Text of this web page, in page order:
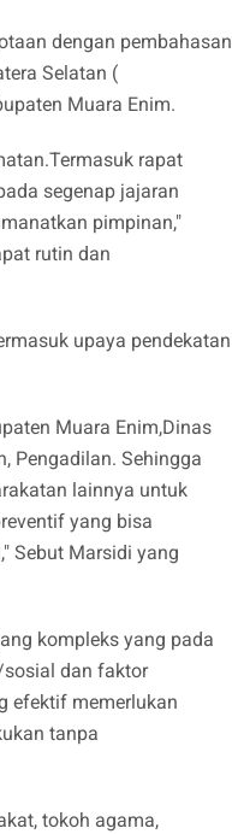
dengan pembahasan
Selatan (
Muara Enim.
rapat
segenap jajaran
pimpinan,"
rutin dan
upaya pendekatan
Muara Enim,Dinas
Pengadilan. Sehingga
lainnya untuk
yang bisa
Sebut Marsidi yang
kompleks yang pada
dan faktor
efektif memerlukan
tanpa
tokoh agama,